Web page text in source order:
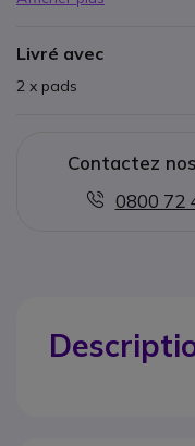
Livré avec
2 x pads
Contactez
0800 72